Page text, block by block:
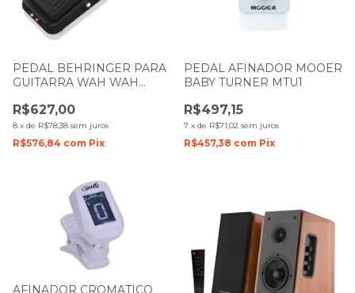
PEDAL BEHRINGER PARA
GUITARRA WAH WAH
R$627,00
8 x de R$78,38 sem juros
R$576,84 com Pix
PEDAL AFINADOR MOOER
BABY TURNER MTU1
R$497,15
7 x de R$71,02 sem juros
R$457,38 com Pix
AFINADOR CROMATICO